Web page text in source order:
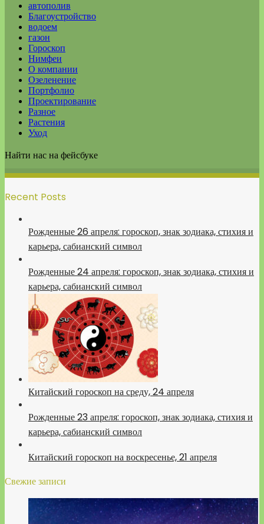
автополив
Благоустройство
водоем
газон
Гороскоп
Нимфеи
О компании
Озеленение
Портфолио
Проектирование
Разное
Растения
Уход
Найти нас на фейсбуке
Recent Posts
Рожденные 26 апреля: гороскоп, знак зодиака, стихия и
карьера, сабианский символ
Рожденные 24 апреля: гороскоп, знак зодиака, стихия и
карьера, сабианский символ
Китайский гороскоп на среду, 24 апреля
Рожденные 23 апреля: гороскоп, знак зодиака, стихия и
карьера, сабианский символ
Китайский гороскоп на воскресенье, 21 апреля
Свежие записи